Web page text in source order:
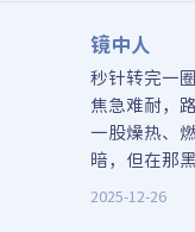
镜中人
秒针转完一
焦急难耐，
一股燥热、
暗，但在那
传来另一个
2025-12-26